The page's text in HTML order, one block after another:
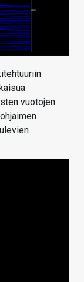
vuotojen